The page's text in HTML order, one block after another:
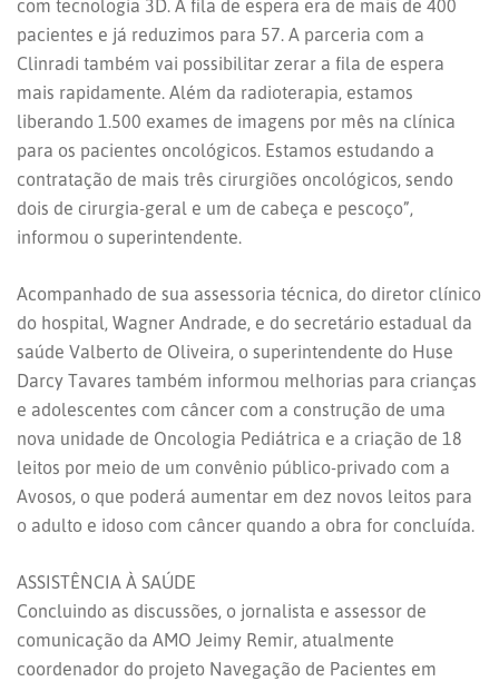
com tecnologia 3D. A fila de espera era de mais de 400
pacientes e já reduzimos para 57. A parceria com a
Clinradi também vai possibilitar zerar a fila de espera
mais rapidamente. Além da radioterapia, estamos
liberando 1.500 exames de imagens por mês na clínica
para os pacientes oncológicos. Estamos estudando a
contratação de mais três cirurgiões oncológicos, sendo
dois de cirurgia-geral e um de cabeça e pescoço”,
informou o superintendente.
Acompanhado de sua assessoria técnica, do diretor clínico
do hospital, Wagner Andrade, e do secretário estadual da
saúde Valberto de Oliveira, o superintendente do Huse
Darcy Tavares também informou melhorias para crianças
e adolescentes com câncer com a construção de uma
nova unidade de Oncologia Pediátrica e a criação de 18
leitos por meio de um convênio público-privado com a
Avosos, o que poderá aumentar em dez novos leitos para
o adulto e idoso com câncer quando a obra for concluída.
ASSISTÊNCIA À SAÚDE
Concluindo as discussões, o jornalista e assessor de
comunicação da AMO Jeimy Remir, atualmente
coordenador do projeto Navegação de Pacientes em